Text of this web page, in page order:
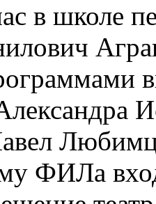
в школе
ФИЛа